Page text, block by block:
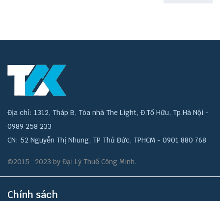
Địa chỉ: 1312, Tháp B, Tòa nhà The Light, Đ.Tố Hữu, Tp.Hà Nội -
0989 258 233
CN: 52 Nguyễn Thị Nhung, TP Thủ Đức, TPHCM - 0901 880 768
©2015- 2023 by Đại Lý Thuế Công Minh.
Chính sách